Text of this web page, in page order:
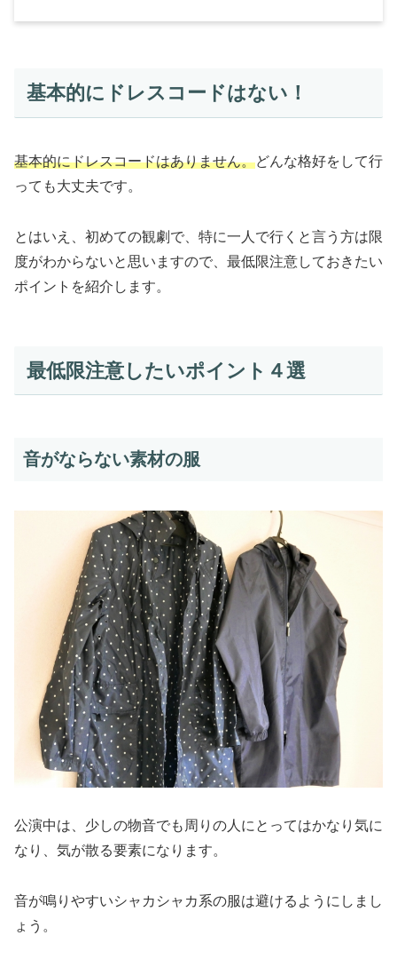
基本的にドレスコードはない！
基本的にドレスコードはありません。どんな格好をして行
っても大丈夫です。
とはいえ、初めての観劇で、特に一人で行くと言う方は限
度がわからないと思いますので、最低限注意しておきたい
ポイントを紹介します。
最低限注意したいポイント４選
音がならない素材の服
公演中は、少しの物音でも周りの人にとってはかなり気に
なり、気が散る要素になります。
音が鳴りやすいシャカシャカ系の服は避けるようにしまし
ょう。